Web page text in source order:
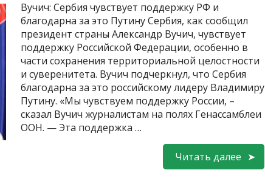
Вучич: Сербия чувствует поддержку РФ и
благодарна за это Путину Сербия, как сообщил
президент страны Александр Вучич, чувствует
поддержку Российской Федерации, особенно в
части сохранения территориальной целостности
и суверенитета. Вучич подчеркнул, что Сербия
благодарна за это российскому лидеру Владимиру
Путину. «Мы чувствуем поддержку России, –
сказал Вучич журналистам на полях Генассамблеи
ООН. — Эта поддержка …
Читать далее